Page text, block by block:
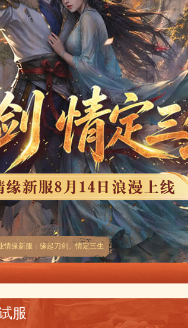
情缘新服：缘起刀剑、情定三生
服